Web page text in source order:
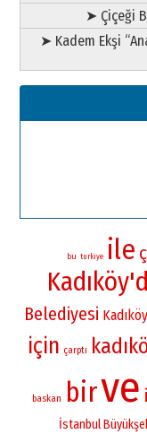
➤ Çiçeği
➤ Kadem Ekşi
bu turkiye ile
Belediyesi
için çarptı
baskan birve
İstanbul